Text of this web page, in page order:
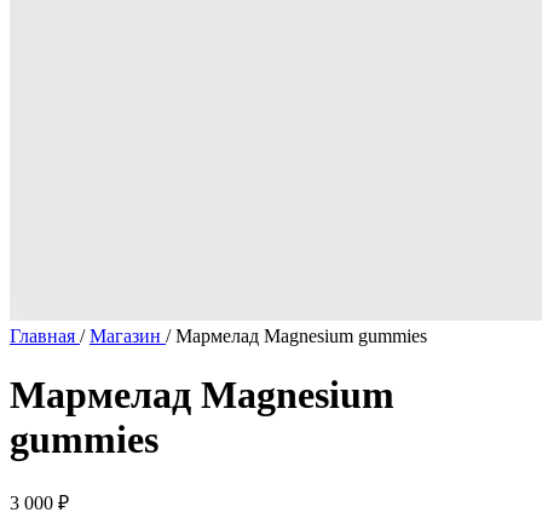
Главная /Магазин /Мармелад Magnesium gummies
Мармелад Magnesium
gummies
3 000 ₽